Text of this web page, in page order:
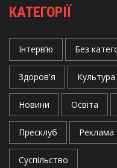
КАТЕГОРІЇ
Інтерв’ю Без
Здоров'я Культура
Новини Освіта
Пресклуб Реклама
Суспільство